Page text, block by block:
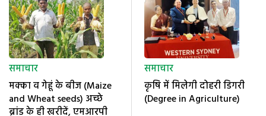
समाचार
मक्का व गेहूं के बीज (Maize
and Wheat seeds) अच्छे
ब्रांड के ही खरीदें, एमआरपी
समाचार
कृषि में मिलेगी दोहरी डिगरी
(Degree in Agriculture)